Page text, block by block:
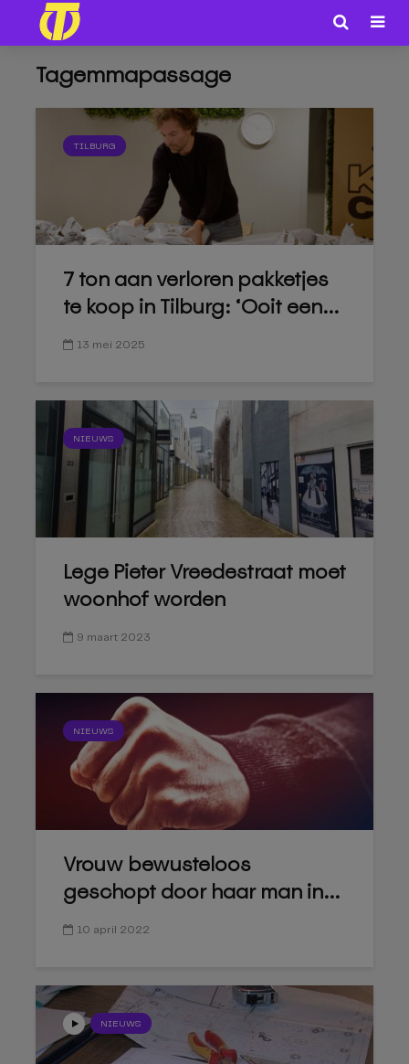
Tagemmapassage
TILBURG
7 ton aan verloren pakketjes
te koop in Tilburg: ‘Ooit een...
13 mei 2025
NIEUWS
Lege Pieter Vreedestraat moet
woonhof worden
9 maart 2023
NIEUWS
Vrouw bewusteloos
geschopt door haar man in...
10 april 2022
NIEUWS